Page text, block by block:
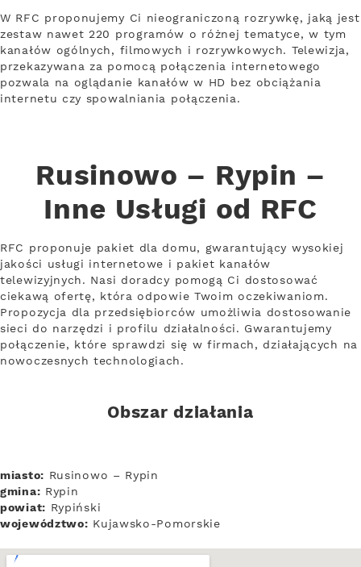
W RFC proponujemy Ci nieograniczoną rozrywkę, jaką jest
zestaw nawet 220 programów o różnej tematyce, w tym
kanałów ogólnych, filmowych i rozrywkowych. Telewizja,
przekazywana za pomocą połączenia internetowego
pozwala na oglądanie kanałów w HD bez obciążania
internetu czy spowalniania połączenia.
Rusinowo – Rypin –
Inne Usługi od RFC
RFC proponuje pakiet dla domu, gwarantujący wysokiej
jakości usługi internetowe i pakiet kanałów
telewizyjnych. Nasi doradcy pomogą Ci dostosować
ciekawą ofertę, która odpowie Twoim oczekiwaniom.
Propozycja dla przedsiębiorców umożliwia dostosowanie
sieci do narzędzi i profilu działalności. Gwarantujemy
połączenie, które sprawdzi się w firmach, działających na
nowoczesnych technologiach.
Obszar działania
miasto: Rusinowo – Rypin
gmina: Rypin
powiat: Rypiński
województwo: Kujawsko-Pomorskie